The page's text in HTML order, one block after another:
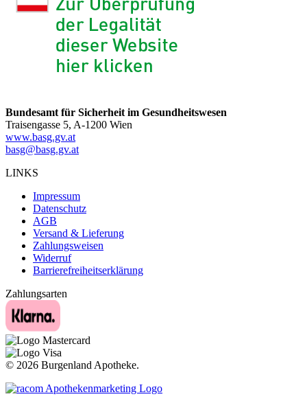
Bundesamt für Sicherheit im Gesundheitswesen
Traisengasse 5, A-1200 Wien
www.basg.gv.at
basg@basg.gv.at
LINKS
Impressum
Datenschutz
AGB
Versand & Lieferung
Zahlungsweisen
Widerruf
Barrierefreiheitserklärung
Zahlungsarten
© 2026 Burgenland Apotheke.